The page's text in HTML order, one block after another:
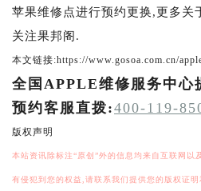
苹果维修点进行预约更换,更多关
关注果邦阁.
本文链接:https://www.gosoa.com.cn/
全国APPLE维修服务中心
预约客服直拨:400-119-
版权声明
本站资讯除标注“原创”外的信息均来自互联网以
有侵犯到您的权益,请联系我们提供您的版权证